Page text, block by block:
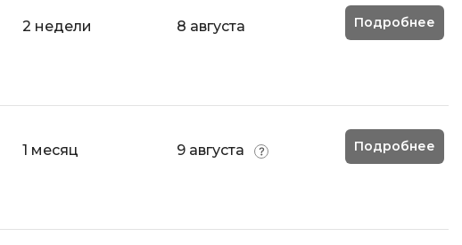
2 недели 8 августа Подробнее
1 месяц 9 августа Подробнее